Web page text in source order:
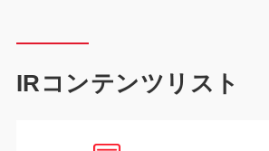
IRコンテンツリスト